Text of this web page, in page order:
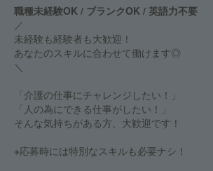
職種未経験OK / ブランクOK / 英語力不要
／
未経験も経験者も大歓迎！
あなたのスキルに合わせて働けます◎
＼
「介護の仕事にチャレンジしたい！」
「人の為にできる仕事がしたい！」
そんな気持ちがある方、大歓迎です！
※応募時には特別なスキルも必要ナシ！